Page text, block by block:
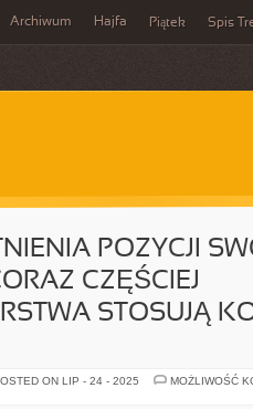
Archiwum Hajfa Piątek Spis
POZYCJI
CZĘŚCIEJ
STOSUJĄ
ON LIP - 24 - 2025
MOŻLIWOŚĆ